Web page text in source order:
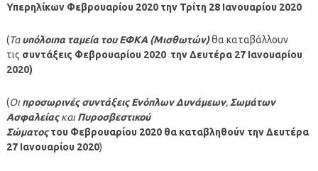
Υπερηλίκων Φεβρουαρίου 2020 την Τρίτη 28 Ιανουαρίου 2020
(Ταυπόλοιπα ταμεία του ΕΦΚΑ (Μισθωτών)θα καταβάλλουν
τις συντάξεις Φεβρουαρίου 2020 την Δευτέρα 27 Ιανουαρίου
2020)
(Οι προσωρινές συντάξεις Ενόπλων Δυνάμεων,Σωμάτων
Ασφαλείαςκαι Πυροσβεστικού
Σώματος του Φεβρουαρίου 2020 θα καταβληθούν την Δευτέρα
27 Ιανουαρίου 2020)